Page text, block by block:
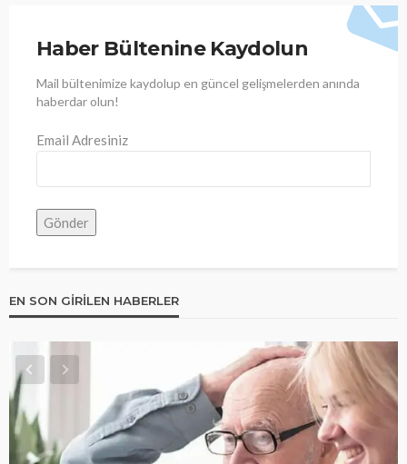
Haber Bültenine Kaydolun
Mail bültenimize kaydolup en güncel gelişmelerden anında
haberdar olun!
Email Adresiniz
EN SON GIRILEN HABERLER